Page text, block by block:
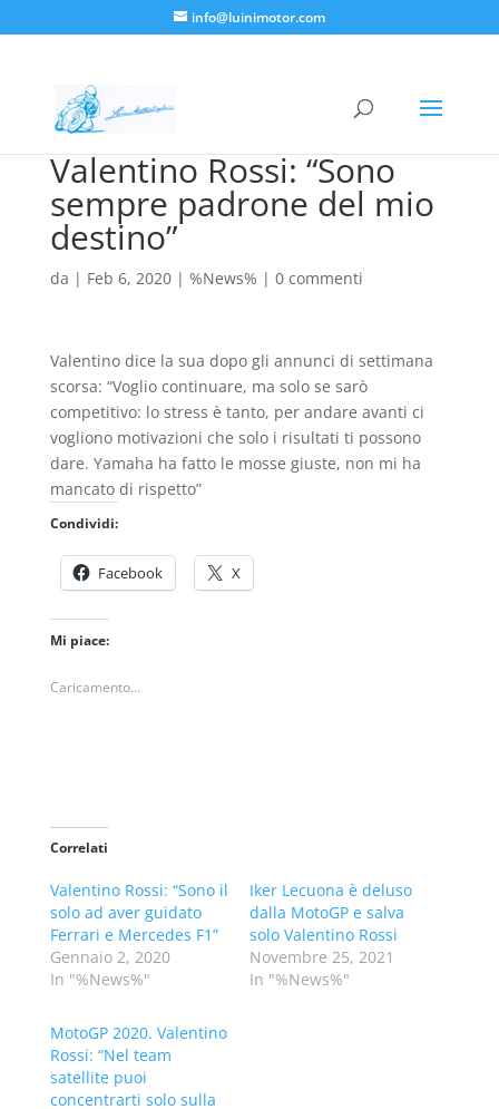
info@luinimotor.com
Valentino Rossi: “Sono
sempre padrone del mio
destino”
da | Feb 6, 2020| %News% | 0 commenti
Valentino dice la sua dopo gli annunci di settimana
scorsa: “Voglio continuare, ma solo se sarò
competitivo: lo stress è tanto, per andare avanti ci
vogliono motivazioni che solo i risultati ti possono
dare. Yamaha ha fatto le mosse giuste, non mi ha
mancato di rispetto”
Condividi:
Facebook X
Mi piace:
Caricamento...
Correlati
Valentino Rossi: “Sono il
solo ad aver guidato
Ferrari e Mercedes F1”
Gennaio 2, 2020
In "%News%"
Iker Lecuona è deluso
dalla MotoGP e salva
solo Valentino Rossi
Novembre 25, 2021
In "%News%"
MotoGP 2020. Valentino
Rossi: “Nel team
satellite puoi
concentrarti solo sulla